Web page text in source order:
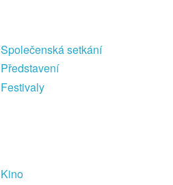
Společenská setkání
Představení
Festivaly
Kino